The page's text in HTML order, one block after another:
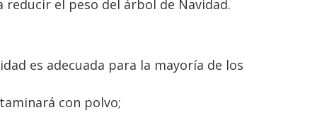
el peso del árbol de Navidad.
es adecuada para la mayoría de los
con polvo;